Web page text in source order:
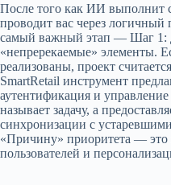
После того как ИИ выполнит
проводит вас через
самый важный этап — Шаг 1:
«непререкаемые» элементы.
реализованы, проект
SmartRetail инструмент
аутентификация и
называет задачу, а
синхронизации с
«Причину» приоритета — это
пользователей и